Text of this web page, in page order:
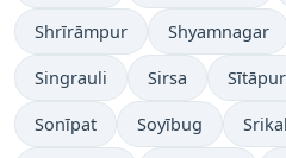
Shrīrāmpur Shyamnagar
Singrauli Sirsa Sītāpur
Sonīpat Soyībug